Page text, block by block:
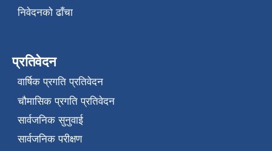
निवेदनको ढाँचा
प्रतिवेदन
वार्षिक प्रगति प्रतिवेदन
चौमासिक प्रगति प्रतिवेदन
सार्वजनिक सुनुवाई
सार्वजनिक परीक्षण